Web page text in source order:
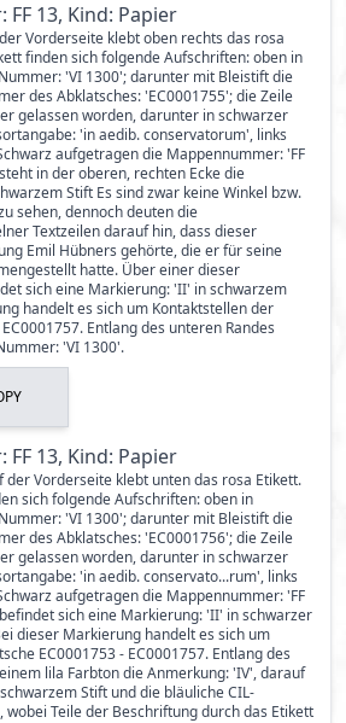
FF 13, Kind: Papier
Vorderseite klebt oben rechts das rosa
finden sich folgende Aufschriften: oben in
'VI 1300'; darunter mit Bleistift die
des Abklatsches: 'EC0001755'; die Zeile
gelassen worden, darunter in schwarzer
'in aedib. conservatorum', links
aufgetragen die Mappennummer: 'FF
in der oberen, rechten Ecke die
Stift Es sind zwar keine Winkel bzw.
sehen, dennoch deuten die
Textzeilen darauf hin, dass dieser
Emil Hübners gehörte, die er für seine
hatte. Über einer dieser
sich eine Markierung: 'II' in schwarzem
handelt es sich um Kontaktstellen der
Entlang des unteren Randes
'VI 1300'.
FF 13, Kind: Papier
der Vorderseite klebt unten das rosa Etikett.
sich folgende Aufschriften: oben in
'VI 1300'; darunter mit Bleistift die
des Abklatsches: 'EC0001756'; die Zeile
gelassen worden, darunter in schwarzer
'in aedib. conservato...rum', links
aufgetragen die Mappennummer: 'FF
sich eine Markierung: 'II' in schwarzer
dieser Markierung handelt es sich um
EC0001753 - EC0001757. Entlang des
lila Farbton die Anmerkung: 'IV', darauf
Stift und die bläuliche CIL-
wobei Teile der Beschriftung durch das Etikett